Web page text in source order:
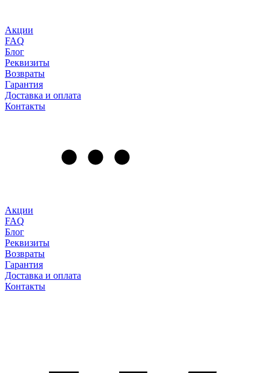
Акции
FAQ
Блог
Реквизиты
Возвраты
Гарантия
Доставка и оплата
Контакты
Акции
FAQ
Блог
Реквизиты
Возвраты
Гарантия
Доставка и оплата
Контакты